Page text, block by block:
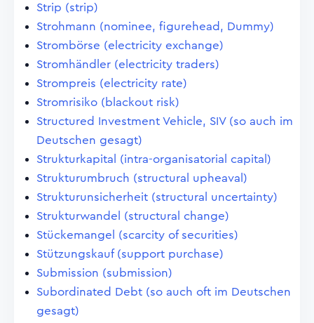
Strip (strip)
Strohmann (nominee, figurehead, Dummy)
Strombörse (electricity exchange)
Stromhändler (electricity traders)
Strompreis (electricity rate)
Stromrisiko (blackout risk)
Structured Investment Vehicle, SIV (so auch im
Deutschen gesagt)
Strukturkapital (intra-organisatorial capital)
Strukturumbruch (structural upheaval)
Strukturunsicherheit (structural uncertainty)
Strukturwandel (structural change)
Stückemangel (scarcity of securities)
Stützungskauf (support purchase)
Submission (submission)
Subordinated Debt (so auch oft im Deutschen
gesagt)